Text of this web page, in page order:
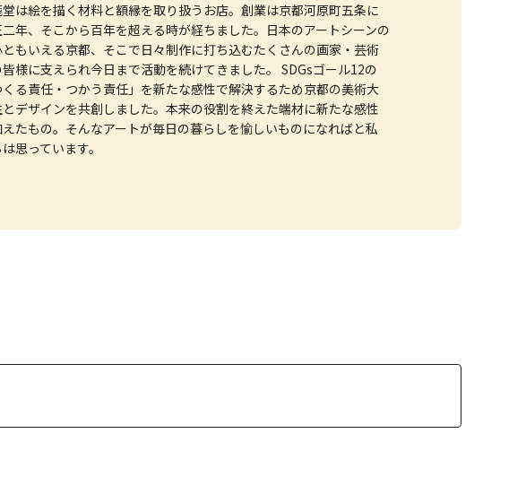
堂は絵を描く材料と額縁を取り扱うお店。創業は京都河原町五条に
年、そこから百年を超える時が経ちました。日本のアートシーンの
ともいえる京都、そこで日々制作に打ち込むたくさんの画家・芸術
様に支えられ今日まで活動を続けてきました。 SDGsゴール12の
くる責任・つかう責任」を新たな感性で解決するため京都の美術大
デザインを共創しました。本来の役割を終えた端材に新たな感性
えたもの。そんなアートが毎日の暮らしを愉しいものになればと私
思っています。